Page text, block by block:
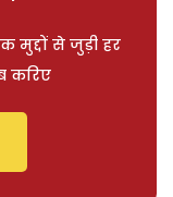
मुद्दों से जुड़ी हर
करिए